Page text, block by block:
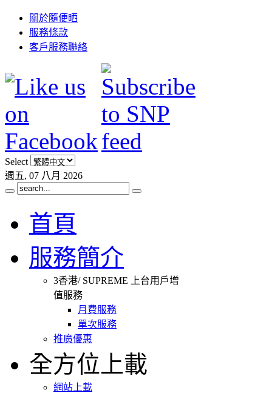
關於隨便晒
服務條款
客戶服務聯絡
Select
週五, 07 八月 2026
首頁
服務簡介
3香港/ SUPREME 上台用戶增
值服務
月費服務
單次服務
推廣優惠
全方位上載
網站上載